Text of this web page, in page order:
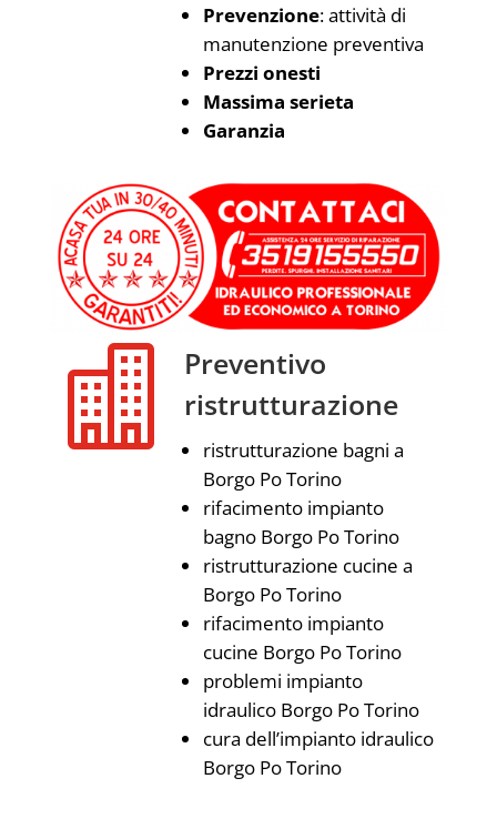
Prevenzione: attività di
manutenzione preventiva
Prezzi onesti
Massima serieta
Garanzia

Preventivo
ristrutturazione
ristrutturazione bagni a
Borgo Po Torino
rifacimento impianto
bagno Borgo Po Torino
ristrutturazione cucine a
Borgo Po Torino
rifacimento impianto
cucine Borgo Po Torino
problemi impianto
idraulico Borgo Po Torino
cura dell’impianto idraulico
Borgo Po Torino